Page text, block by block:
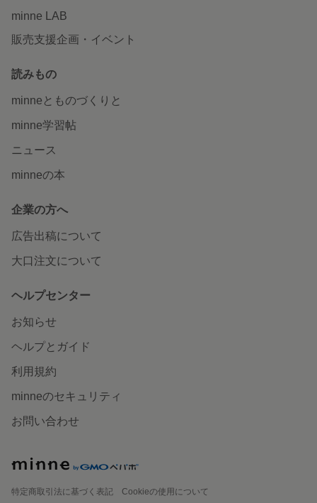
minne LAB
販売支援企画・イベント
読みもの
minneとものづくりと
minne学習帖
ニュース
minneの本
企業の方へ
広告出稿について
大口注文について
ヘルプセンター
お知らせ
ヘルプとガイド
利用規約
minneのセキュリティ
お問い合わせ
特定商取引法に基づく表記
Cookieの使用について